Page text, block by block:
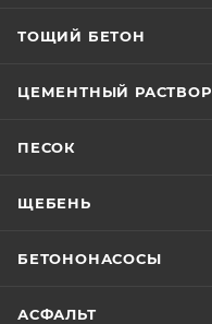
ТОЩИЙ БЕТОН
ЦЕМЕНТНЫЙ РАСТВОР
ПЕСОК
ЩЕБЕНЬ
БЕТОНОНАСОСЫ
АСФАЛЬТ